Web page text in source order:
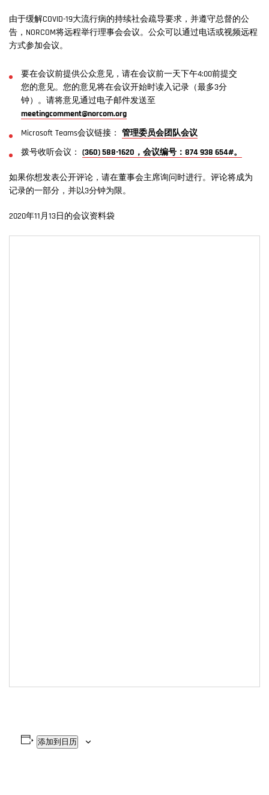
由于缓解COVID-19大流行病的持续社会疏导要求，并遵守总督的公
告，NORCOM将远程举行理事会会议。公众可以通过电话或视频远程
方式参加会议。
要在会议前提供公众意见，请在会议前一天下午4:00前提交
您的意见。您的意见将在会议开始时读入记录（最多3分
钟）。请将意见通过电子邮件发送至
meetingcomment@norcom.org
Microsoft Teams会议链接： 管理委员会团队会议
拨号收听会议： (360) 588-1620，会议编号：874 938 654#。
如果你想发表公开评论，请在董事会主席询问时进行。评论将成为
记录的一部分，并以3分钟为限。
2020年11月13日的会议资料袋
添加到日历